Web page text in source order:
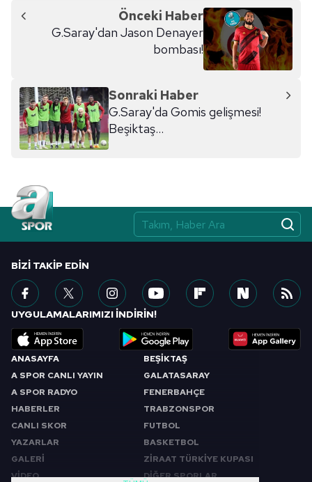
Önceki Haber
G.Saray'dan Jason Denayer
bombası!
Sonraki Haber
G.Saray'da Gomis gelişmesi!
Beşiktaş...
ANASAYFA
A SPOR CANLI YAYIN
A SPOR RADYO
HABERLER
CANLI SKOR
YAZARLAR
GALERİ
VİDEO
BEŞİKTAŞ
GALATASARAY
FENERBAHÇE
TRABZONSPOR
FUTBOL
BASKETBOL
ZİRAAT TÜRKİYE KUPASI
DİĞER SPORLAR
BIZI TAKIP EDIN
UYGULAMALARIMIZI İNDİRİN!